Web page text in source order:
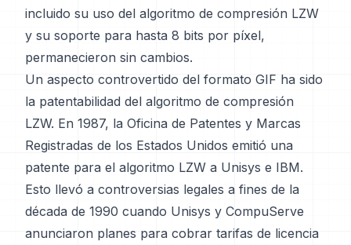
incluido su uso del algoritmo de compresión LZW
y su soporte para hasta 8 bits por píxel,
permanecieron sin cambios.
Un aspecto controvertido del formato GIF ha sido
la patentabilidad del algoritmo de compresión
LZW. En 1987, la Oficina de Patentes y Marcas
Registradas de los Estados Unidos emitió una
patente para el algoritmo LZW a Unisys e IBM.
Esto llevó a controversias legales a fines de la
década de 1990 cuando Unisys y CompuServe
anunciaron planes para cobrar tarifas de licencia